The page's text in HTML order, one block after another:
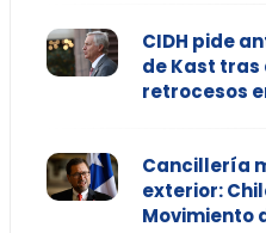
CIDH pide
de Kast tras
retrocesos
Cancillería
exterior:
Movimiento